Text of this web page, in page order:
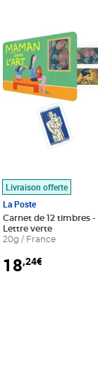
au panier
Livraison offerte
La Poste
Carnet de 12 timbres
Lettre verte
20g / France
18,24€